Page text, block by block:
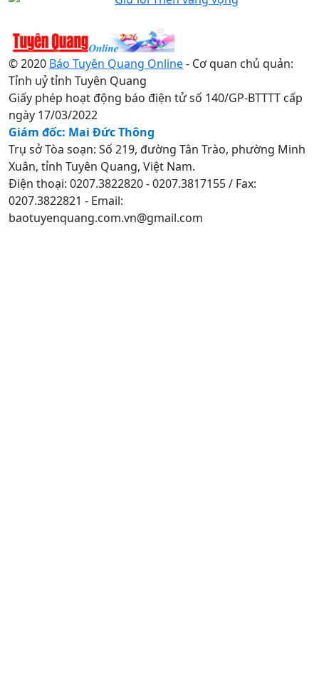
© 2020 Báo Tuyên Quang Online- Cơ quan chủ quản:
Tỉnh uỷ tỉnh Tuyên Quang
Giấy phép hoạt động báo điện tử số 140/GP-BTTTT cấp
ngày 17/03/2022
Giám đốc: Mai Đức Thông
Trụ sở Tòa soạn: Số 219, đường Tân Trào, phường Minh
Xuân, tỉnh Tuyên Quang, Việt Nam.
Điện thoại: 0207.3822820 - 0207.3817155 / Fax:
0207.3822821 - Email:
baotuyenquang.com.vn@gmail.com